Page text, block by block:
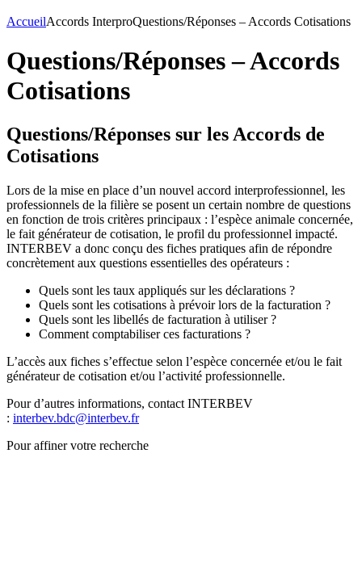
AccueilAccords InterproQuestions/Réponses – Accords Cotisations
Questions/Réponses – Accords
Cotisations
Questions/Réponses sur les Accords de
Cotisations
Lors de la mise en place d’un nouvel accord interprofessionnel, les
professionnels de la filière se posent un certain nombre de questions
en fonction de trois critères principaux : l’espèce animale concernée,
le fait générateur de cotisation, le profil du professionnel impacté.
INTERBEV a donc conçu des fiches pratiques afin de répondre
concrètement aux questions essentielles des opérateurs :
Quels sont les taux appliqués sur les déclarations ?
Quels sont les cotisations à prévoir lors de la facturation ?
Quels sont les libellés de facturation à utiliser ?
Comment comptabiliser ces facturations ?
L’accès aux fiches s’effectue selon l’espèce concernée et/ou le fait
générateur de cotisation et/ou l’activité professionnelle.
Pour d’autres informations, contact INTERBEV
: interbev.bdc@interbev.fr
Pour affiner votre recherche